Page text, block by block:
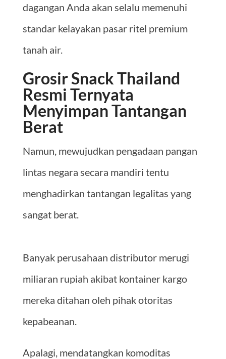
dagangan Anda akan selalu memenuhi
standar kelayakan pasar ritel premium
tanah air.
Grosir Snack Thailand
Resmi Ternyata
Menyimpan Tantangan
Berat
Namun, mewujudkan pengadaan pangan
lintas negara secara mandiri tentu
menghadirkan tantangan legalitas yang
sangat berat.
Banyak perusahaan distributor merugi
miliaran rupiah akibat kontainer kargo
mereka ditahan oleh pihak otoritas
kepabeanan.
Apalagi, mendatangkan komoditas